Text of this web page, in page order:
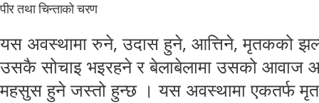
पीर तथा चिन्ताको चरण
यस अवस्थामा रुने, उदास हुने, आत्तिने, मृतकको
उसकै सोचाइ भइरहने र बेलाबेलामा उसको आवाज
महसुस हुने जस्तो हुन्छ । यस अवस्थामा एकतर्फ